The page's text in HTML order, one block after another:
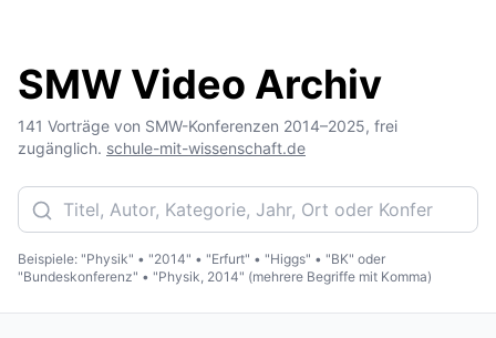
SMW Video Archiv
141 Vorträge von SMW-Konferenzen 2014–2025, frei
zugänglich. schule-mit-wissenschaft.de
Beispiele: "Physik" • "2014" • "Erfurt" • "Higgs" • "BK" oder
"Bundeskonferenz" • "Physik, 2014" (mehrere Begriffe mit Komma)